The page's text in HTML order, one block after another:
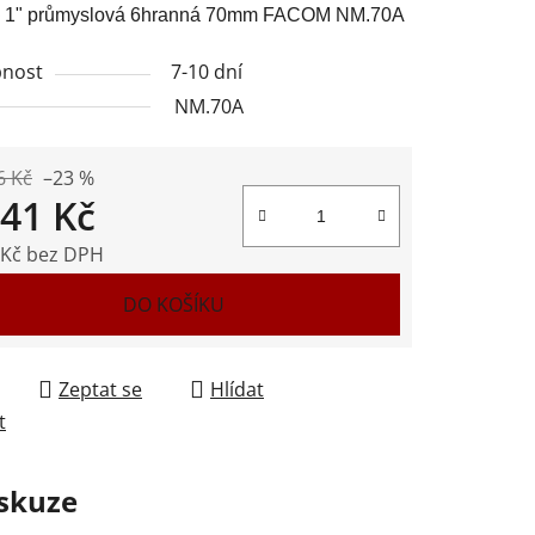
1" průmyslová 6hranná 70mm FACOM NM.70A
7-10 dní
NM.70A
Kč –23 %
Kč
bez DPH
DO KOŠÍKU
Zeptat se
Hlídat